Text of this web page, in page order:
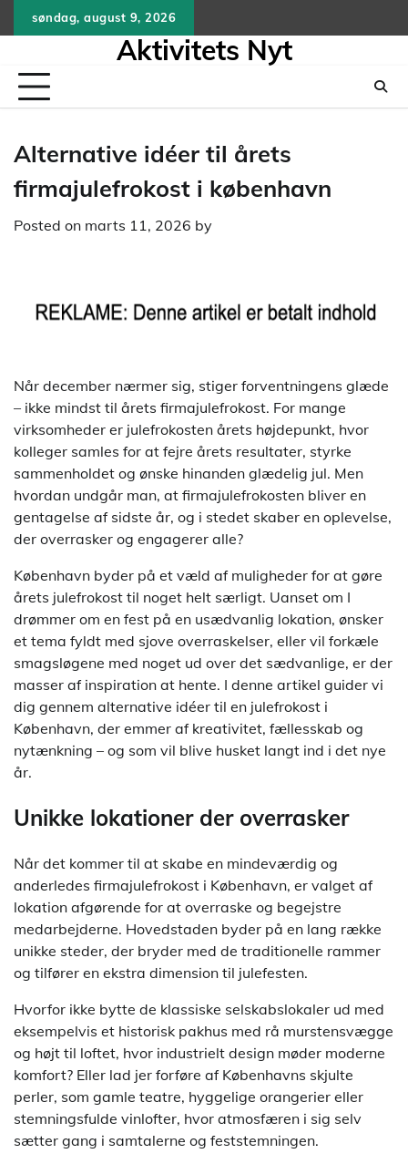
to
søndag, august 9, 2026
Aktivitets Nyt
Alternative idéer til årets
firmajulefrokost i københavn
Posted on marts 11, 2026 by
Når december nærmer sig, stiger forventningens glæde
– ikke mindst til årets firmajulefrokost. For mange
virksomheder er julefrokosten årets højdepunkt, hvor
kolleger samles for at fejre årets resultater, styrke
sammenholdet og ønske hinanden glædelig jul. Men
hvordan undgår man, at firmajulefrokosten bliver en
gentagelse af sidste år, og i stedet skaber en oplevelse,
der overrasker og engagerer alle?
København byder på et væld af muligheder for at gøre
årets julefrokost til noget helt særligt. Uanset om I
drømmer om en fest på en usædvanlig lokation, ønsker
et tema fyldt med sjove overraskelser, eller vil forkæle
smagsløgene med noget ud over det sædvanlige, er der
masser af inspiration at hente. I denne artikel guider vi
dig gennem alternative idéer til en julefrokost i
København, der emmer af kreativitet, fællesskab og
nytænkning – og som vil blive husket langt ind i det nye
år.
Unikke lokationer der overrasker
Når det kommer til at skabe en mindeværdig og
anderledes firmajulefrokost i København, er valget af
lokation afgørende for at overraske og begejstre
medarbejderne. Hovedstaden byder på en lang række
unikke steder, der bryder med de traditionelle rammer
og tilfører en ekstra dimension til julefesten.
Hvorfor ikke bytte de klassiske selskabslokaler ud med
eksempelvis et historisk pakhus med rå murstensvægge
og højt til loftet, hvor industrielt design møder moderne
komfort? Eller lad jer forføre af Københavns skjulte
perler, som gamle teatre, hyggelige orangerier eller
stemningsfulde vinlofter, hvor atmosfæren i sig selv
sætter gang i samtalerne og feststemningen.